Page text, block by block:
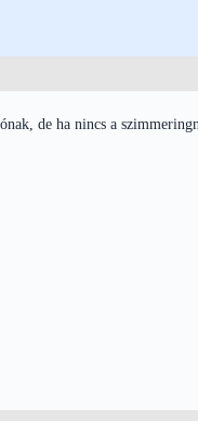
de ha nincs a